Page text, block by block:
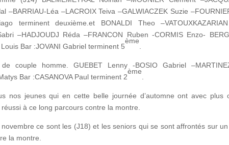
–BARRIAU-Léa –LACROIX Teiva –GALWIACZEK Suzie
terminent deuxième.et BONALDI Theo
–HADJOUDJ Réda –FRANCON Ruben -CORMIS Enzo-
Louis Bar :JOVANI Gabriel terminent 5
ème
couple homme. GUEBET Lenny -BOSIO Gabriel
Bar :CASANOVA Paul terminent 2
ème
nos jeunes qui en cette belle journée d’automne ont avec plus
à ce long parcours contre la montre.
novembre ce sont les (J18) et les seniors qui se sont affrontés sur
la montre.